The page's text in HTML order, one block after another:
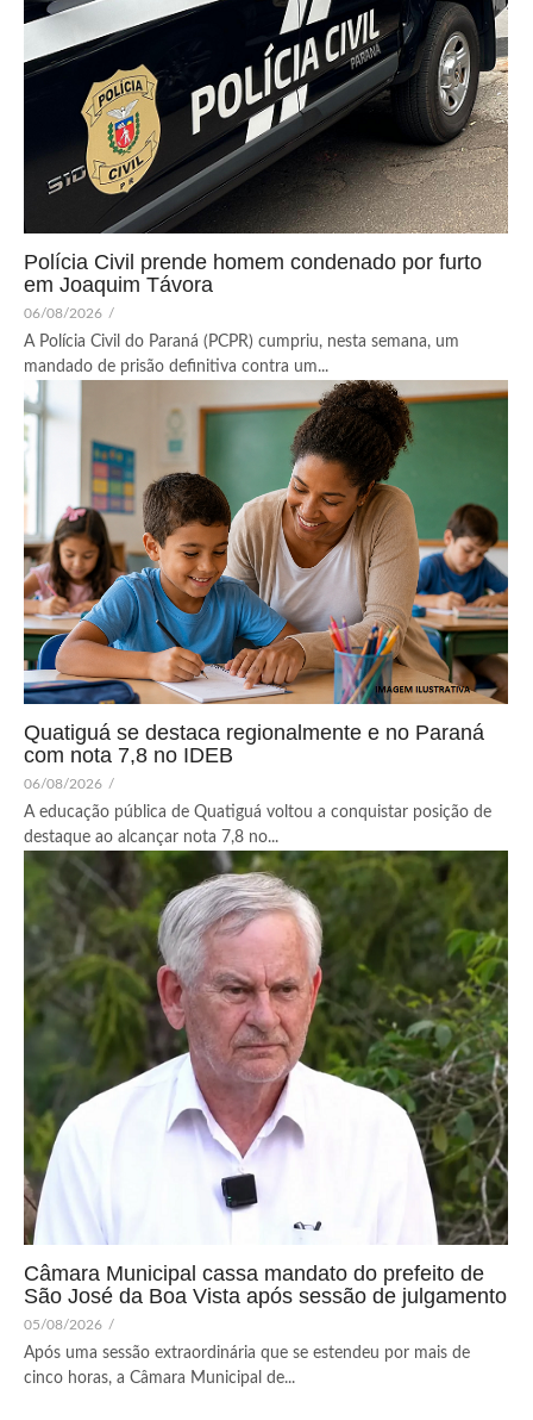
Polícia Civil prende homem condenado por furto
em Joaquim Távora
06/08/2026 /
A Polícia Civil do Paraná (PCPR) cumpriu, nesta semana, um
mandado de prisão definitiva contra um...
Quatiguá se destaca regionalmente e no Paraná
com nota 7,8 no IDEB
06/08/2026 /
A educação pública de Quatiguá voltou a conquistar posição de
destaque ao alcançar nota 7,8 no...
Câmara Municipal cassa mandato do prefeito de
São José da Boa Vista após sessão de julgamento
05/08/2026 /
Após uma sessão extraordinária que se estendeu por mais de
cinco horas, a Câmara Municipal de...